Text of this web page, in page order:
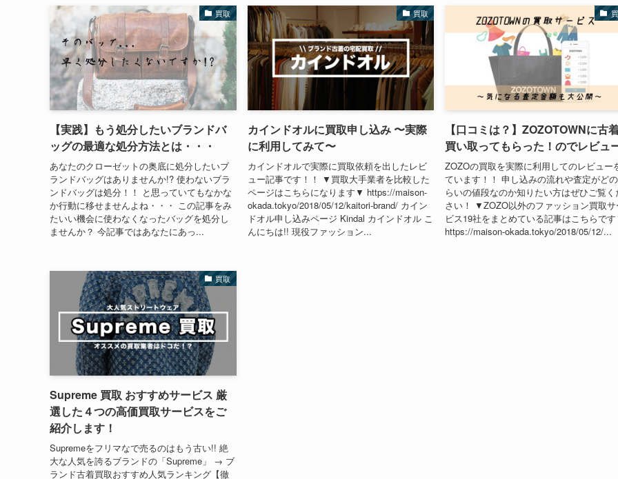
買取
【実践】もう処分したいブランドバ
ッグの最適な処分方法とは・・・
あなたのクローゼットの奥底に処分したいブ
ランドバッグはありませんか!? 使わないブラ
ンドバッグは処分！！ と思っていてもなかな
か行動に移せませんよね・・・ この記事をみ
たいい機会に使わなくなったバッグを処分し
ませんか？ 今記事ではあなたにあっ...
買取
カインドオルに買取申し込み 〜実際
に利用してみて〜
カインドオルで実際に買取依頼を出したレビ
ュー記事です！！ ▼買取大手業者を比較した
ページはこちらになります▼ https://maison-
okada.tokyo/2018/05/12/kaitori-brand/ カイン
ドオル申し込みページ Kindal カインドオル こ
んにちは!! 現役ファッション...
【口コミは？】ZOZOTOWNに古
買い取ってもらった！のでレビュ
ZOZOの買取を実際に利用してのレビュー
ています！！ 申し込みの流れや査定がどの
らいの値段なのか知りたい方はぜひご覧く
さい！ ▼ZOZO以外のファッション買取サ
ビス19社をまとめている記事はこちらで
https://maison-okada.tokyo/2018/05/12/...
買取
Supreme 買取 おすすめサービス 厳
選した４つの高価買取サービスをご
紹介します！
Supremeをフリマなで売るのはもう古い!! 絶
大な人気を誇るブランドの「Supreme」 → ブ
ランド古着買取おすすめ人気ランキング【徹